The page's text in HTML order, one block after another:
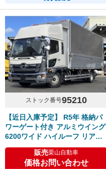
ストック番号95210
【近日入庫予定】 R5年 格納パ
ワーゲート付き アルミウイング
6200ワイド ハイルーフ リアエ
アサス 240高馬力 プロシフト
日野レンジャー
販売栗山自動車
価格お問い合わせ